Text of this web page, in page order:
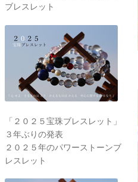
ブレスレット
「２０２５宝珠ブレスレット」
３年ぶりの発表
２０２５年のパワーストーンブ
レスレット